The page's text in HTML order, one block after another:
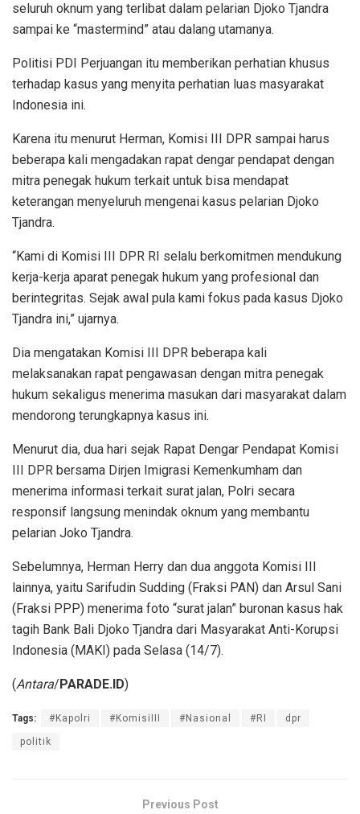
seluruh oknum yang terlibat dalam pelarian Djoko Tjandra
sampai ke “mastermind” atau dalang utamanya.
Politisi PDI Perjuangan itu memberikan perhatian khusus
terhadap kasus yang menyita perhatian luas masyarakat
Indonesia ini.
Karena itu menurut Herman, Komisi III DPR sampai harus
beberapa kali mengadakan rapat dengar pendapat dengan
mitra penegak hukum terkait untuk bisa mendapat
keterangan menyeluruh mengenai kasus pelarian Djoko
Tjandra.
“Kami di Komisi III DPR RI selalu berkomitmen mendukung
kerja-kerja aparat penegak hukum yang profesional dan
berintegritas. Sejak awal pula kami fokus pada kasus Djoko
Tjandra ini,” ujarnya.
Dia mengatakan Komisi III DPR beberapa kali
melaksanakan rapat pengawasan dengan mitra penegak
hukum sekaligus menerima masukan dari masyarakat dalam
mendorong terungkapnya kasus ini.
Menurut dia, dua hari sejak Rapat Dengar Pendapat Komisi
III DPR bersama Dirjen Imigrasi Kemenkumham dan
menerima informasi terkait surat jalan, Polri secara
responsif langsung menindak oknum yang membantu
pelarian Joko Tjandra.
Sebelumnya, Herman Herry dan dua anggota Komisi III
lainnya, yaitu Sarifudin Sudding (Fraksi PAN) dan Arsul Sani
(Fraksi PPP) menerima foto “surat jalan” buronan kasus hak
tagih Bank Bali Djoko Tjandra dari Masyarakat Anti-Korupsi
Indonesia (MAKI) pada Selasa (14/7).
(Antara/ PARADE.ID)
Tags: #Kapolri #KomisiIII #Nasional #RI dpr
politik
Previous Post